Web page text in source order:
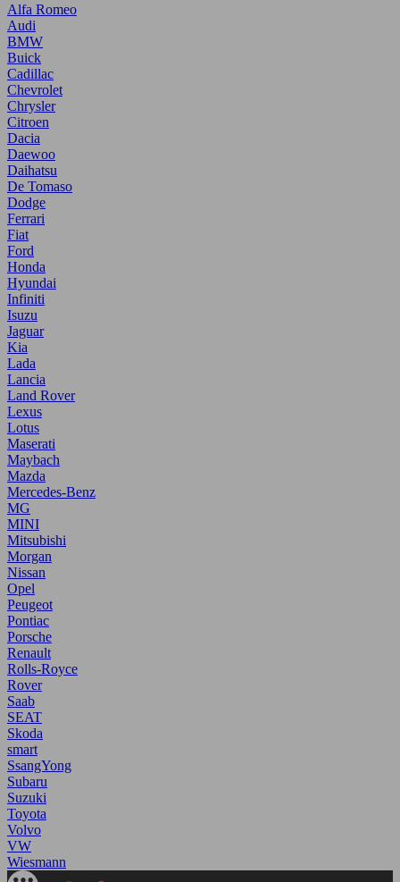
Alfa Romeo
Audi
BMW
Buick
Cadillac
Chevrolet
Chrysler
Citroen
Dacia
Daewoo
Daihatsu
De Tomaso
Dodge
Ferrari
Fiat
Ford
Honda
Hyundai
Infiniti
Isuzu
Jaguar
Kia
Lada
Lancia
Land Rover
Lexus
Lotus
Maserati
Maybach
Mazda
Mercedes-Benz
MG
MINI
Mitsubishi
Morgan
Nissan
Opel
Peugeot
Pontiac
Porsche
Renault
Rolls-Royce
Rover
Saab
SEAT
Skoda
smart
SsangYong
Subaru
Suzuki
Toyota
Volvo
VW
Wiesmann